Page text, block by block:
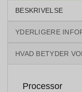
BESKRIVELSE
YDERLIGERE
HVAD BETYDER
Processor